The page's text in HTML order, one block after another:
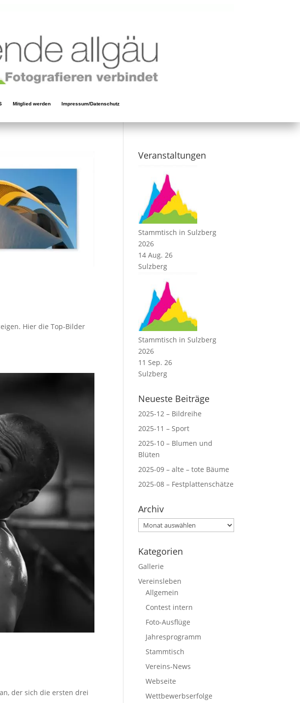
Mitglied werden Impressum/Datenschutz
Hier die Top-Bilder
der sich die ersten drei
Veranstaltungen
Stammtisch in Sulzberg
2026
14 Aug. 26
Sulzberg
Stammtisch in Sulzberg
2026
11 Sep. 26
Sulzberg
Neueste Beiträge
2025-12 – Bildreihe
2025-11 – Sport
2025-10 – Blumen und
Blüten
2025-09 – alte – tote Bäume
2025-08 – Festplattenschätze
Archiv
Archiv
Kategorien
Gallerie
Vereinsleben
Allgemein
Contest intern
Foto-Ausflüge
Jahresprogramm
Stammtisch
Vereins-News
Webseite
Wettbewerbserfolge